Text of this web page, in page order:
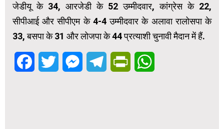
जेडीयू के 34, आरजेडी के 52 उम्मीदवार, कांग्रेस के 22,
सीपीआई और सीपीएम के 4-4 उम्मीदवार के अलावा रालोसपा के
33, बसपा के 31 और लोजपा के 44 प्रत्याशी चुनावी मैदान में हैं.
FacebookTwitter MessengerTelegramPrintFriendly